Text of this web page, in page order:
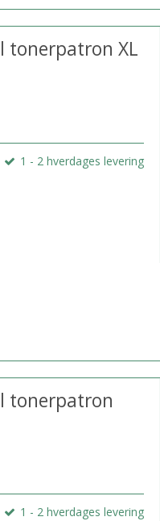
tonerpatron XL
1 - 2 hverdages levering
tonerpatron
1 - 2 hverdages levering